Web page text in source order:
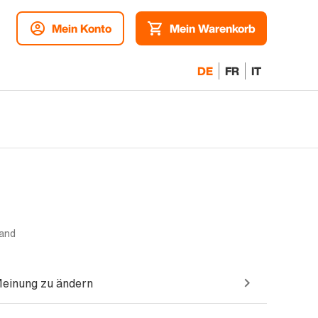
Mein Konto Mein Warenkorb
DE FR IT
zu ändern